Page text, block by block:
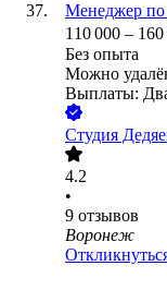
Менеджер
110 000 –
Без опыта
Можно
Выплаты:
Студия
4.2
•
9 отзывов
Воронеж